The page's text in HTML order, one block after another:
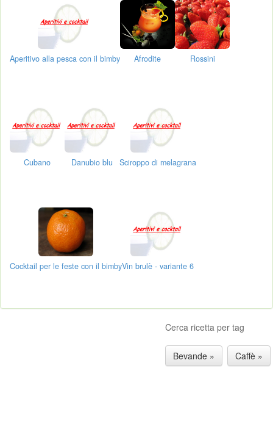
Aperitivo alla pesca con il bimby Afrodite Rossini
Cubano Danubio blu Sciroppo di melagrana
Cocktail per le feste con il bimbyVin brulè - variante 6
Cerca ricetta per tag
Bevande » Caffè »